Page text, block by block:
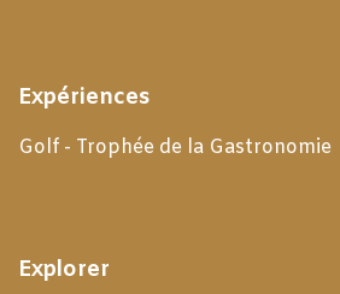
Expériences
Golf - Trophée de la Gastronomie
Explorer